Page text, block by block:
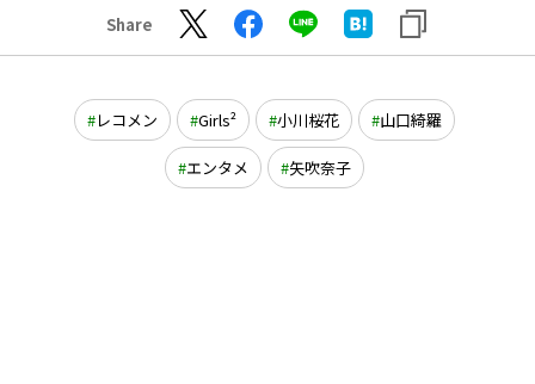
Share
レコメン Girls² 小川桜花 山口綺羅
エンタメ 矢吹奈子